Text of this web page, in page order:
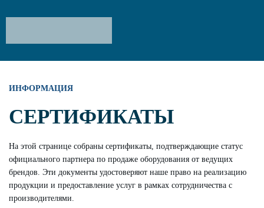
Сертификаты компании
ИНФОРМАЦИЯ
СЕРТИФИКАТЫ
На этой странице собраны сертификаты, подтверждающие статус
официального партнера по продаже оборудования от ведущих
брендов. Эти документы удостоверяют наше право на реализацию
продукции и предоставление услуг в рамках сотрудничества с
производителями.